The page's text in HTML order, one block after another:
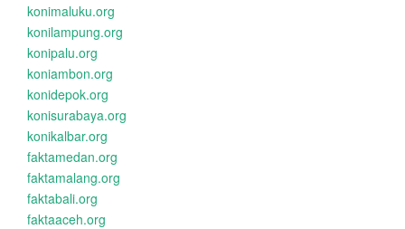
konimaluku.org
konilampung.org
konipalu.org
koniambon.org
konidepok.org
konisurabaya.org
konikalbar.org
faktamedan.org
faktamalang.org
faktabali.org
faktaaceh.org